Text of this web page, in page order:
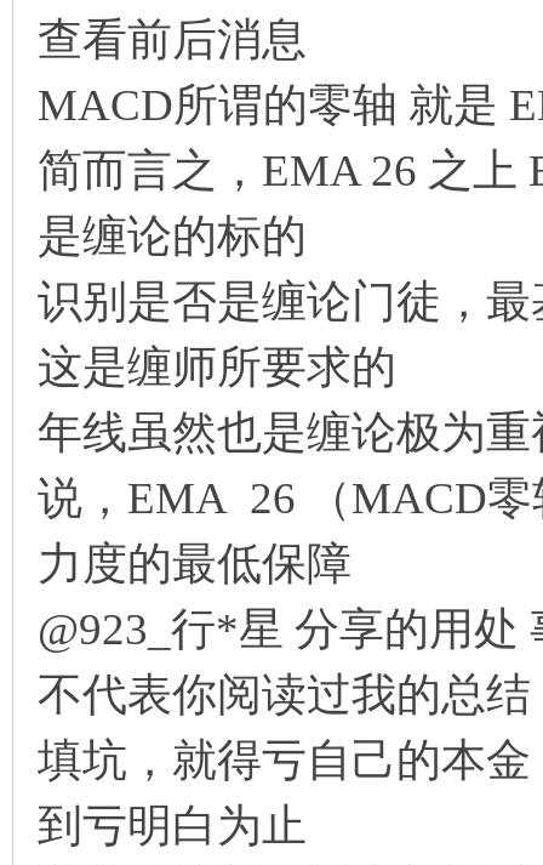
查看前后消息
MACD所谓的零轴 就是
简而言之，EMA 26 之上
是缠论的标的
识别是否是缠论门徒，
这是缠师所要求的
年线虽然也是缠论极为
说，EMA 26 （MACD
力度的最低保障
@923_行*星 分享的用
不代表你阅读过我的总
填坑，就得亏自己的本
到亏明白为止